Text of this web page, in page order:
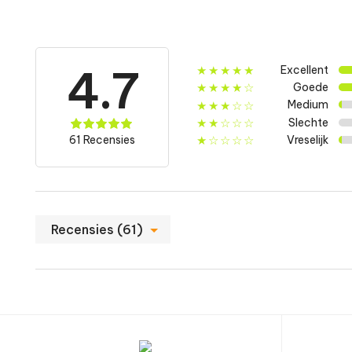
L-Isoleucine
L-Valine
Rhodiola Rosea extract
waarvan Rosavins
4.7
61 Recensies
★★★★★ Excellent
★★★★☆ Goede
★★★☆☆ Medium
★★☆☆☆ Slechte
★☆☆☆☆ Vreselijk
Recensies (61)